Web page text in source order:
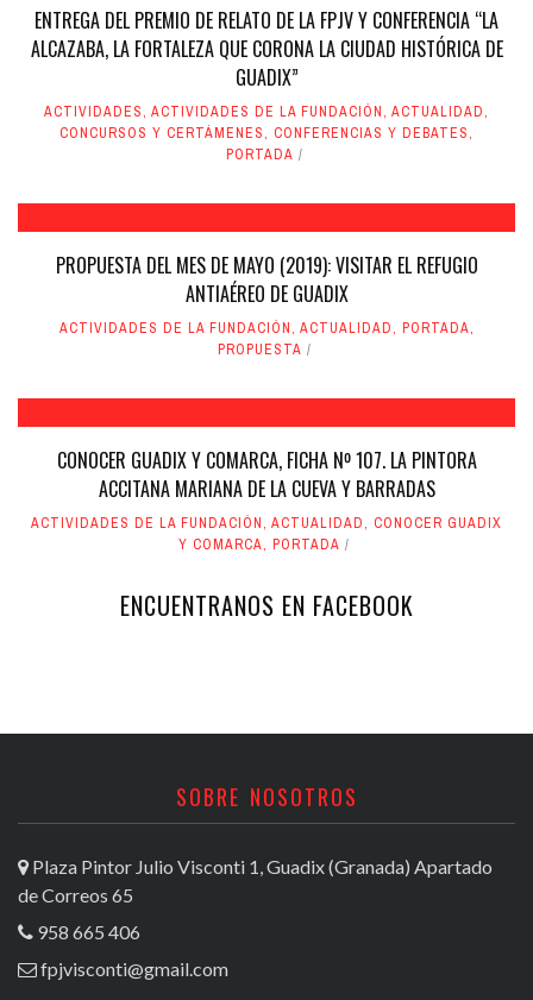
ENTREGA DEL PREMIO DE RELATO DE LA FPJV Y CONFERENCIA “LA
ALCAZABA, LA FORTALEZA QUE CORONA LA CIUDAD HISTÓRICA DE
GUADIX”
ACTIVIDADES, ACTIVIDADES DE LA FUNDACIÓN, ACTUALIDAD,
CONCURSOS Y CERTÁMENES, CONFERENCIAS Y DEBATES,
PORTADA
PROPUESTA DEL MES DE MAYO (2019): VISITAR EL REFUGIO
ANTIAÉREO DE GUADIX
ACTIVIDADES DE LA FUNDACIÓN, ACTUALIDAD, PORTADA,
PROPUESTA
CONOCER GUADIX Y COMARCA, FICHA Nº 107. LA PINTORA
ACCITANA MARIANA DE LA CUEVA Y BARRADAS
ACTIVIDADES DE LA FUNDACIÓN, ACTUALIDAD, CONOCER GUADIX
Y COMARCA, PORTADA
ENCUENTRANOS EN FACEBOOK
SOBRE NOSOTROS
Plaza Pintor Julio Visconti 1, Guadix (Granada) Apartado
de Correos 65
958 665 406
fpjvisconti@gmail.com